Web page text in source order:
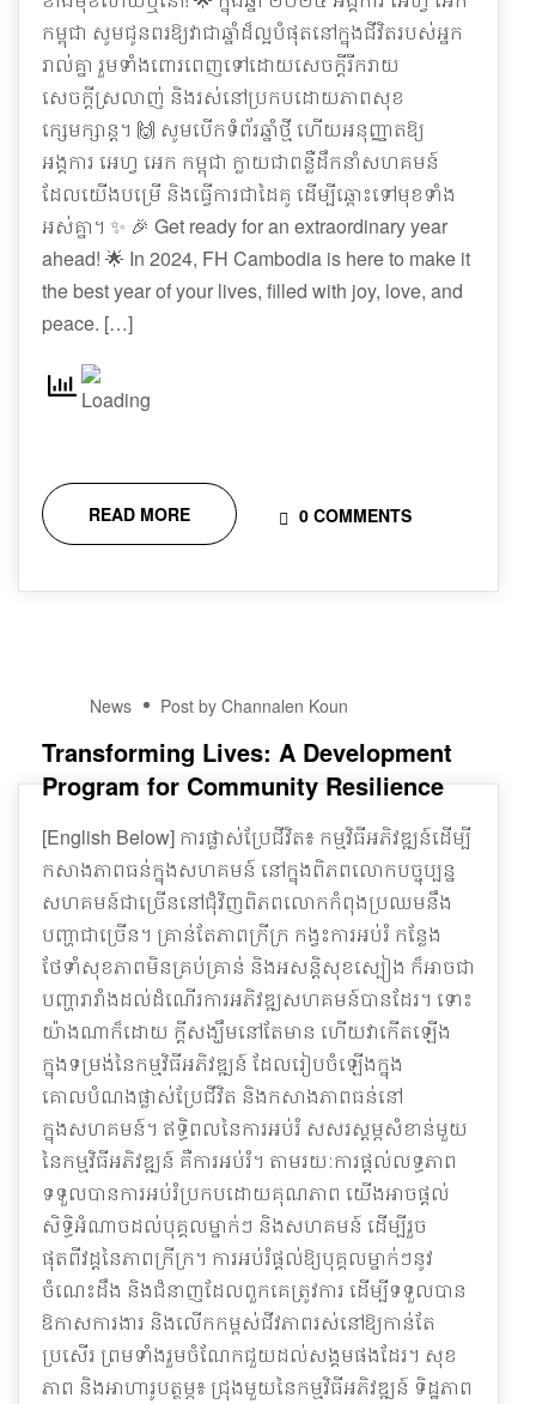
កម្ពុជា សូមជូនពរឱ្យវាជាឆ្នាំដ៏ល្អបំផុតនៅក្នុងជីវិតរបស់អ្នក
រាល់គ្នា រួមទាំងពោរពេញទៅដោយសេចក្តីរីករាយ
សេចក្តីស្រលាញ់ និងរស់នៅប្រកបដោយភាពសុខ
ក្សេមក្សាន្ត។ 🙌 សូមបើកទំព័រឆ្នាំថ្មី ហើយអនុញ្ញាតឱ្យ
អង្គការ អេហ្វ អេក កម្ពុជា ក្លាយជាពន្លឺដឹកនាំសហគមន៍
ដែលយើងបម្រើ និងធ្វើការជាដៃគូ ដើម្បីឆ្ពោះទៅមុខទាំង
អស់គ្នា។ ✨ 🎉 Get ready for an extraordinary year
ahead! 🌟 In 2024, FH Cambodia is here to make it
the best year of your lives, filled with joy, love, and
peace. […]
READ MORE 0 COMMENTS
29
News Post by Channalen Koun
Transforming Lives: A Development
Program for Community Resilience
[English Below] ការផ្លាស់ប្រែជីវិត៖ កម្មវិធីអភិវឌ្ឍន៍ដើម្បី
កសាងភាពធន់ក្នុងសហគមន៍ នៅក្នុងពិភពលោកបច្ចុប្បន្ន
សហគមន៍ជាច្រើននៅជុំវិញពិភពលោកកំពុងប្រឈមនឹង
បញ្ហាជាច្រើន។ គ្រាន់តែភាពក្រីក្រ កង្វះការអប់រំ កន្លែង
ថែទាំសុខភាពមិនគ្រប់គ្រាន់ និងអសន្តិសុខស្បៀង ក៏អាចជា
បញ្ហារារាំងដល់ដំណើរការអភិវឌ្ឍសហគមន៍បានដែរ។ ទោះ
យ៉ាងណាក៏ដោយ ក្តីសង្ឃឹមនៅតែមាន ហើយវាកើតឡើង
ក្នុងទម្រង់នៃកម្មវិធីអភិវឌ្ឍន៍ ដែលរៀបចំឡើងក្នុង
គោលបំណងផ្លាស់ប្រែជីវិត និងកសាងភាពធន់នៅ
ក្នុងសហគមន៍។ ឥទ្ធិពលនៃការអប់រំ សសរស្តម្ភសំខាន់មួយ
នៃកម្មវិធីអភិវឌ្ឍន៍ គឺការអប់រំ។ តាមរយៈការផ្តល់លទ្ធភាព
ទទួលបានការអប់រំប្រកបដោយគុណភាព យើងអាចផ្តល់
សិទ្ធិអំណាចដល់បុគ្គលម្នាក់ៗ និងសហគមន៍ ដើម្បីរួច
ផុតពីវដ្តនៃភាពក្រីក្រ។ ការអប់រំផ្តល់ឱ្យបុគ្គលម្នាក់ៗនូវ
ចំណេះដឹង និងជំនាញដែលពួកគេត្រូវការ ដើម្បីទទួលបាន
ឱកាសការងារ និងលើកកម្ពស់ជីវភាពរស់នៅឱ្យកាន់តែ
ប្រសើរ ព្រមទាំងរួមចំណែកជួយដល់សង្គមផងដែរ។ សុខ
ភាព និងអាហារូបត្ថម្ភ៖ ជ្រុងមួយនៃកម្មវិធីអភិវឌ្ឍន៍ ទិដ្ឋភាព